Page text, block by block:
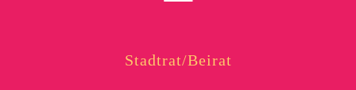
Stadtrat/Beirat